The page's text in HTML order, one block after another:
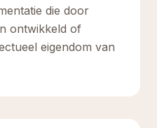
die door
ontwikkeld of
eigendom van